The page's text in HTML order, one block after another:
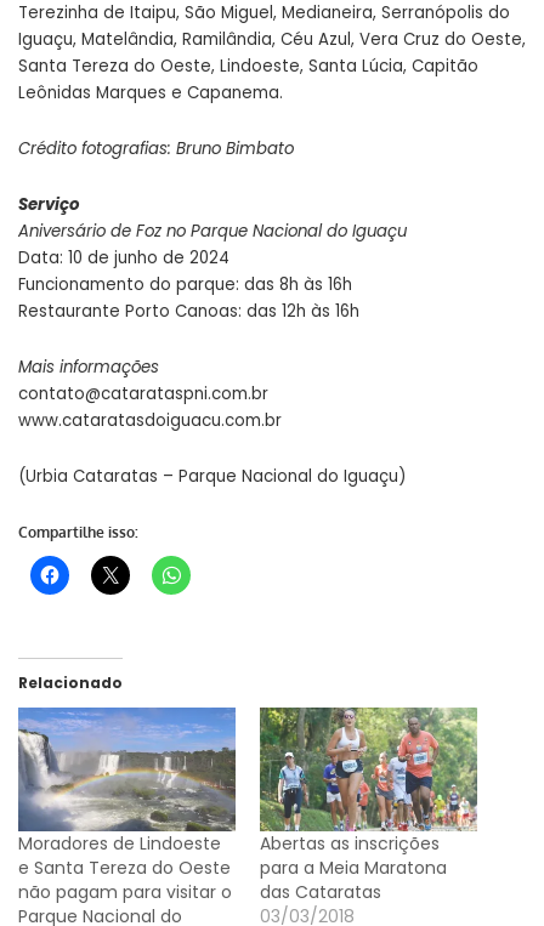
Terezinha de Itaipu, São Miguel, Medianeira, Serranópolis do
Iguaçu, Matelândia, Ramilândia, Céu Azul, Vera Cruz do Oeste,
Santa Tereza do Oeste, Lindoeste, Santa Lúcia, Capitão
Leônidas Marques e Capanema.
Crédito fotografias: Bruno Bimbato
Serviço
Aniversário de Foz no Parque Nacional do Iguaçu
Data: 10 de junho de 2024
Funcionamento do parque: das 8h às 16h
Restaurante Porto Canoas: das 12h às 16h
Mais informações
contato@catarataspni.com.br
www.cataratasdoiguacu.com.br
(Urbia Cataratas – Parque Nacional do Iguaçu)
Compartilhe isso:
Relacionado
Moradores de Lindoeste
e Santa Tereza do Oeste
não pagam para visitar o
Parque Nacional do
Abertas as inscrições
para a Meia Maratona
das Cataratas
03/03/2018